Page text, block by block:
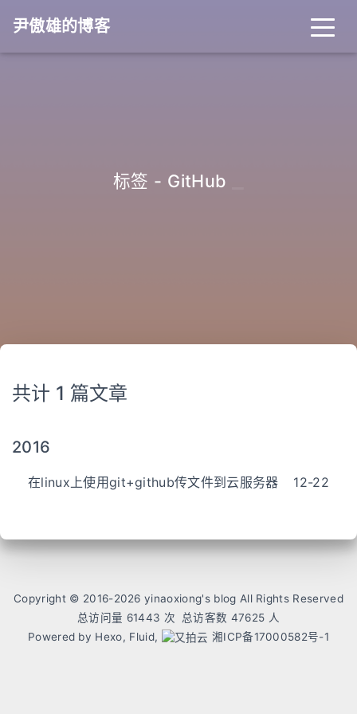
尹傲雄的博客
标签 - GitHub
共计 1 篇文章
2016
在linux上使用git+github传文件到云服务器 12-22
Copyright © 2016-2026 yinaoxiong's blog All Rights Reserved
总访问量 61443 次 总访客数 47625 人
Powered by Hexo, Fluid, 湘ICP备17000582号-1